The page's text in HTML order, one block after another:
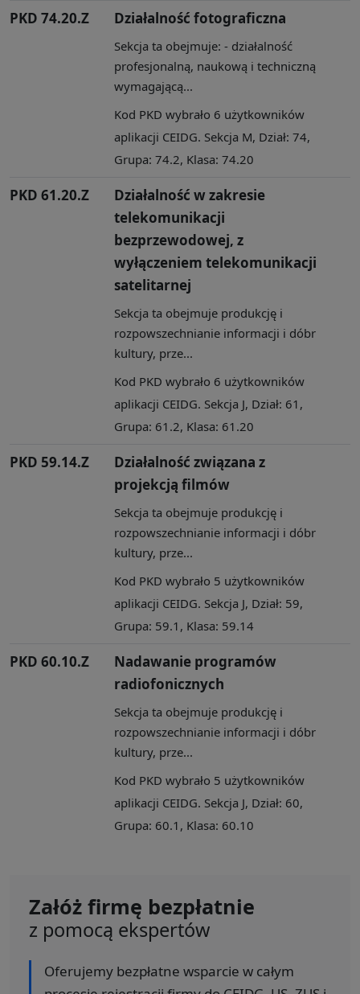
PKD 74.20.Z Działalność fotograficzna
Sekcja ta obejmuje: - działalność
profesjonalną, naukową i techniczną
wymagającą...
Kod PKD wybrało 6 użytkowników
aplikacji CEIDG. Sekcja M, Dział: 74,
Grupa: 74.2, Klasa: 74.20
PKD 61.20.Z
Działalność w zakresie
telekomunikacji
bezprzewodowej, z
wyłączeniem telekomunikacji
satelitarnej
Sekcja ta obejmuje produkcję i
rozpowszechnianie informacji i dóbr
kultury, prze...
Kod PKD wybrało 6 użytkowników
aplikacji CEIDG. Sekcja J, Dział: 61,
Grupa: 61.2, Klasa: 61.20
PKD 59.14.Z
Działalność związana z
projekcją filmów
Sekcja ta obejmuje produkcję i
rozpowszechnianie informacji i dóbr
kultury, prze...
Kod PKD wybrało 5 użytkowników
aplikacji CEIDG. Sekcja J, Dział: 59,
Grupa: 59.1, Klasa: 59.14
PKD 60.10.Z
Nadawanie programów
radiofonicznych
Sekcja ta obejmuje produkcję i
rozpowszechnianie informacji i dóbr
kultury, prze...
Kod PKD wybrało 5 użytkowników
aplikacji CEIDG. Sekcja J, Dział: 60,
Grupa: 60.1, Klasa: 60.10
Załóż firmę bezpłatnie
z pomocą ekspertów
Oferujemy bezpłatne wsparcie w całym